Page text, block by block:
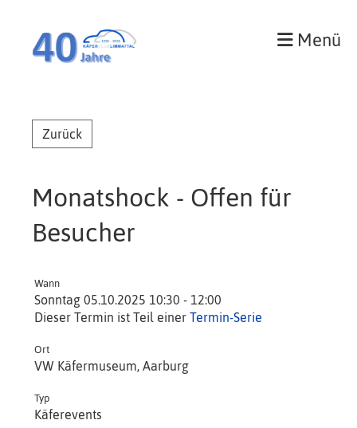
Menü
Zurück
Monatshock - Offen für
Besucher
Wann
Sonntag 05.10.2025 10:30 - 12:00
Dieser Termin ist Teil einer Termin-Serie
Ort
VW Käfermuseum, Aarburg
Typ
Käferevents